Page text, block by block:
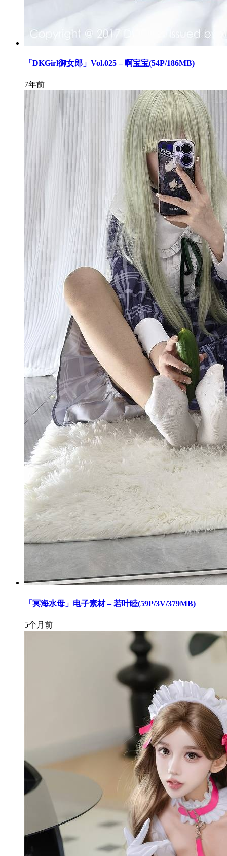
「DKGirl御女郎」Vol.025 – 啊宝宝(54P/186MB)
7年前
「冥海水母」电子素材 – 若叶睦(59P/3V/379MB)
5个月前